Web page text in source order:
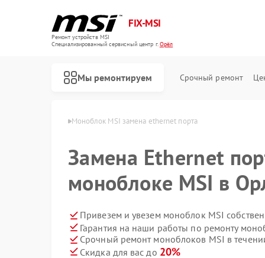
FIX-MSI
Ремонт устройств MSI
Специализированный cервисный центр г.Орёл
Мы ремонтируем Срочный ремонт
Моноблок MSI замена ethernet порта
Замена Ethernet
моноблоке MSI в
Привезем и увезем моноблок MSI
Гарантия на наши работы по ремонту
Срочный ремонт моноблоков MSI в
Скидка для вас до 20%